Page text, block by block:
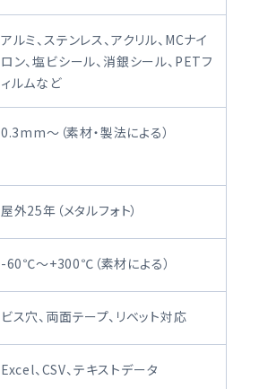
アルミ、ステンレス、アクリル、MCナイ
ロン、塩ビシール、消銀シール、PETフ
ィルムなど
0.3mm〜（素材・製法による）
屋外25年（メタルフォト）
-60℃〜+300℃（素材による）
ビス穴、両面テープ、リベット対応
Excel、CSV、テキストデータ